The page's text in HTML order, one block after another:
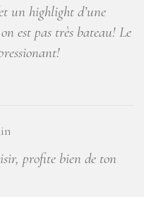
un highlight d’une
est pas très bateau! Le
profite bien de ton